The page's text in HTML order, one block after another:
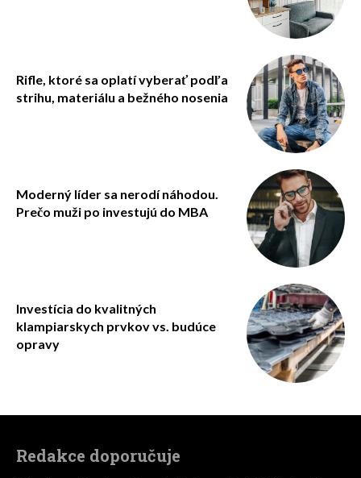
Rifle, ktoré sa oplatí vyberať podľa
strihu, materiálu a bežného nosenia
Moderný líder sa nerodí náhodou.
Prečo muži po investujú do MBA
Investícia do kvalitných
klampiarskych prvkov vs. budúce
opravy
Redakce doporučuje